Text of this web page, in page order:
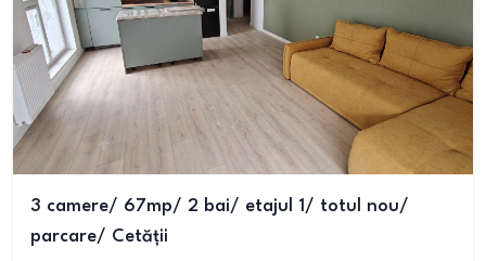
3 camere/ 67mp/ 2 bai/ etajul 1/ totul nou/
parcare/ Cetății